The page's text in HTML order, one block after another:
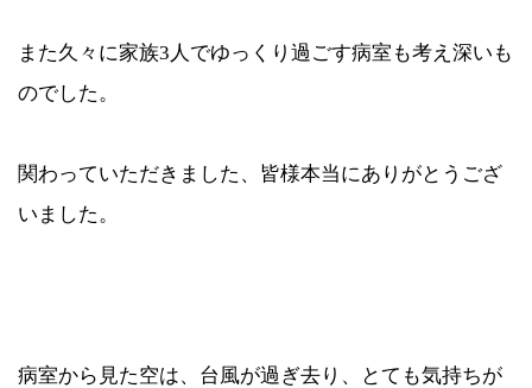
また久々に家族3人でゆっくり過ごす病室も考え深いも
のでした。
関わっていただきました、皆様本当にありがとうござ
いました。
病室から見た空は、台風が過ぎ去り、とても気持ちが